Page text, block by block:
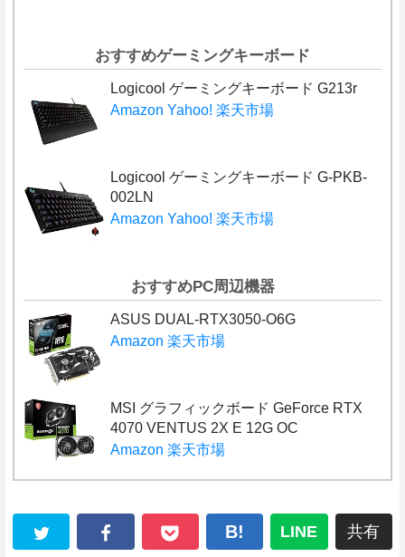
おすすめゲーミングキーボード
Logicool ゲーミングキーボード G213r
Amazon Yahoo! 楽天市場
Logicool ゲーミングキーボード G-PKB-
002LN
Amazon Yahoo! 楽天市場
おすすめPC周辺機器
ASUS DUAL-RTX3050-O6G
Amazon 楽天市場
MSI グラフィックボード GeForce RTX
4070 VENTUS 2X E 12G OC
Amazon 楽天市場
B! LINE 共有